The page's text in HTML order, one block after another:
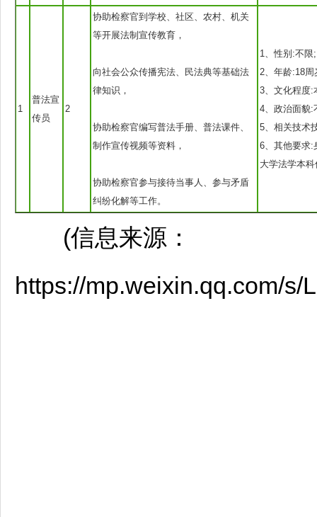
1
普法宣
传员
2
协助检察官到学校、社区、农村、机关
等开展法制宣传教育，
向社会公众传播宪法、民法典等基础法
律知识，
协助检察官编写普法手册、普法课件、
制作宣传视频等资料，
协助检察官参与接待当事人、参与矛盾
纠纷化解等工作。
1、性别:不限;
2、年龄:18周
3、文化程度:
4、政治面貌:
5、相关技术
6、其他要求:
大学法学本
(信息来源：
https://mp.weixin.qq.com/s/